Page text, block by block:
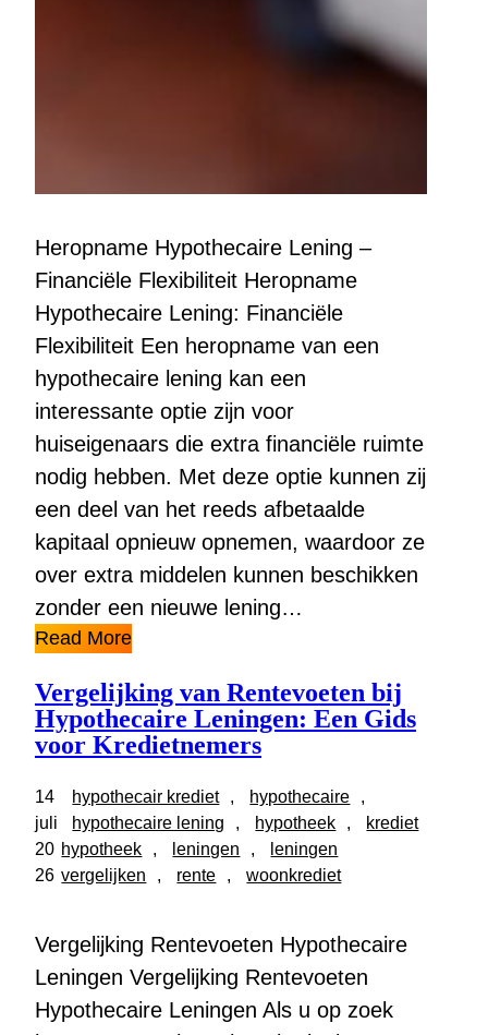
Heropname Hypothecaire Lening –
Financiële Flexibiliteit Heropname
Hypothecaire Lening: Financiële
Flexibiliteit Een heropname van een
hypothecaire lening kan een
interessante optie zijn voor
huiseigenaars die extra financiële ruimte
nodig hebben. Met deze optie kunnen zij
een deel van het reeds afbetaalde
kapitaal opnieuw opnemen, waardoor ze
over extra middelen kunnen beschikken
zonder een nieuwe lening…
Read More
Vergelijking van Rentevoeten bij
Hypothecaire Leningen: Een Gids
voor Kredietnemers
14
juli
20
26
hypothecair krediet , hypothecaire
hypothecaire lening
, hypotheek ,
krediet
hypotheek
, leningen ,
leningen
vergelijken
, rente , woonkrediet
Vergelijking Rentevoeten Hypothecaire
Leningen Vergelijking Rentevoeten
Hypothecaire Leningen Als u op zoek